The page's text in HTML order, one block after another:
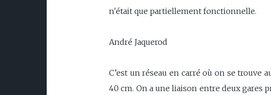
n'était que partiellement fonctionnelle.
André Jaquerod
C’est un réseau en carré où on se trouve
40 cm. On a une liaison entre deux gares